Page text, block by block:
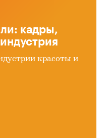
кадры,
красоты и